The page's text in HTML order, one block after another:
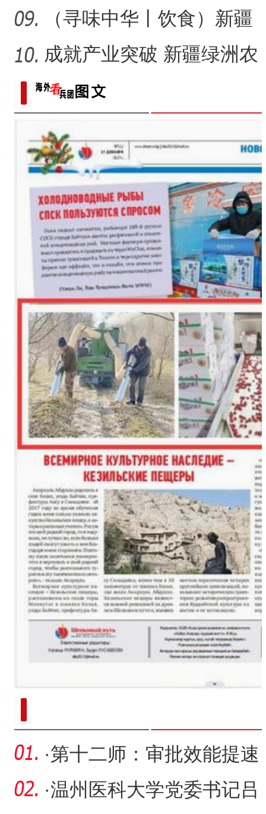
机
（寻味中华丨饮食）新疆
大盘鸡：公路边诞生的江
湖
成就产业突破 新疆绿洲农
业如何吃上“益生菌”？
·第十二师：审批效能提速
市场主体“增”势强
·温州医科大学党委书记吕